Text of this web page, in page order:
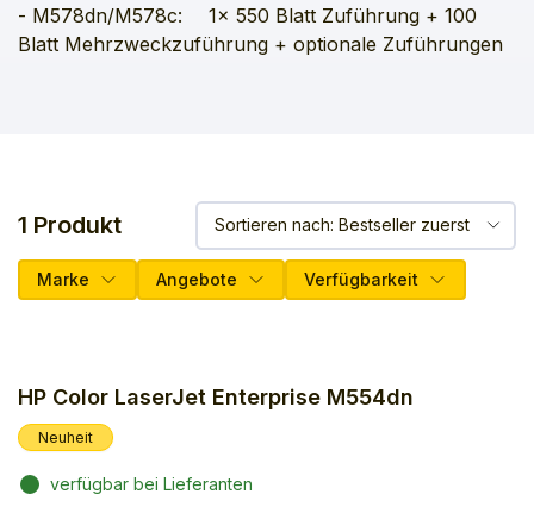
- M578dn/M578c: 	1x 550 Blatt Zuführung + 100
Blatt Mehrzweckzuführung + optionale Zuführungen
1 Produkt
Marke Angebote Verfügbarkeit
HP Color LaserJet Enterprise M554dn
Neuheit
verfügbar bei Lieferanten